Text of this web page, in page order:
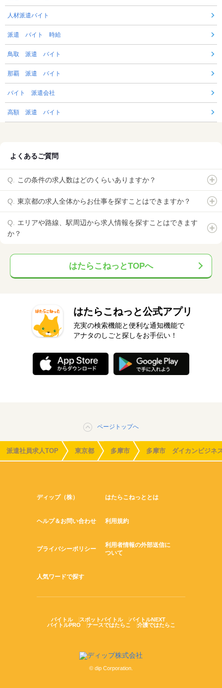
人材派遣バイト
派遣 バイト 時給
鳥取 派遣 バイト
那覇 派遣 バイト
バイト 派遣会社
高額 派遣 バイト
よくあるご質問
この条件の求人数はどのくらいありますか？
東京都の求人全体からお仕事を探すことはできますか？
エリアや路線、駅周辺から求人情報を探すことはできます
か？
はたらこねっとTOPへ
はたらこねっと公式アプリ
充実の検索機能と便利な通知機能で
アナタのしごと探しをお手伝い！
ページトップへ
派遣社員求人TOP 東京都 多摩市 多摩市 ダイカンビジネ
ディップ（株） はたらこねっととは
ヘルプ＆お問い合わせ 利用規約
プライバシーポリシー
利用者情報の外部送信に
ついて
人気ワードで探す
バイトル スポットバイトル
バイトルNEXT
バイトルPRO
ナースではたらこ 介護ではたらこ
© dip Corporation.